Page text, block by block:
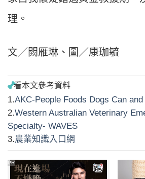
理。
文／闕雁琳、圖／康珈毓
1.AKC-People Foods Dogs Can and
2.Western Australian Veterinary
Specialty- WAVES
3.農業知識入口網
PR